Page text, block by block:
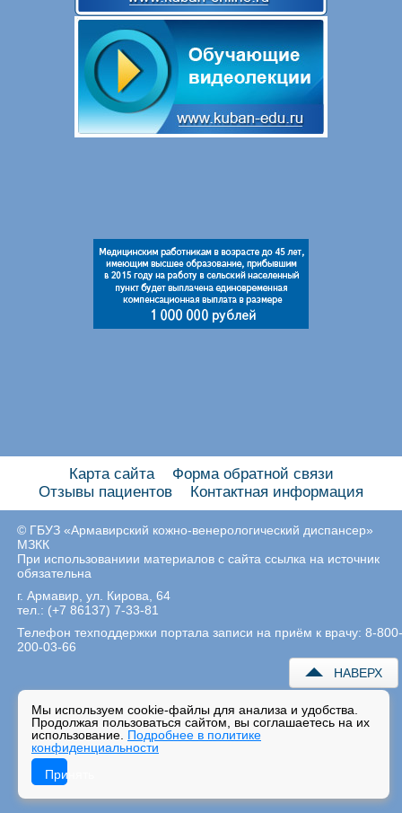
Карта сайта
Форма обратной связи
Отзывы пациентов
Контактная информация
© ГБУЗ «Армавирский кожно-венерологический диспансер»
МЗКК
При использованиии материалов с сайта ссылка на источник
обязательна
г. Армавир, ул. Кирова, 64
тел.: (+7 86137) 7-33-81
Телефон техподдержки портала записи на приём к врачу: 8-800-
200-03-66
НАВЕРХ
Мы используем cookie-файлы для анализа и удобства.
Продолжая пользоваться сайтом, вы соглашаетесь на их
использование. Подробнее в политике
конфиденциальности
Принять